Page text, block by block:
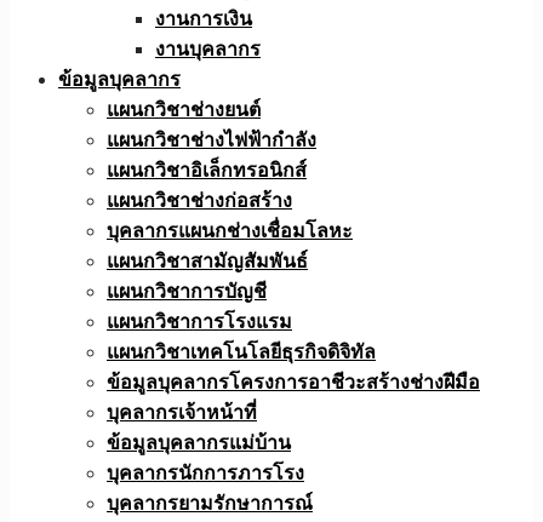
งานการเงิน
งานบุคลากร
ข้อมูลบุคลากร
แผนกวิชาช่างยนต์
แผนกวิชาช่างไฟฟ้ากำลัง
แผนกวิชาอิเล็กทรอนิกส์
แผนกวิชาช่างก่อสร้าง
บุคลากรแผนกช่างเชื่อมโลหะ
แผนกวิชาสามัญสัมพันธ์
แผนกวิชาการบัญชี
แผนกวิชาการโรงแรม
แผนกวิชาเทคโนโลยีธุรกิจดิจิทัล
ข้อมูลบุคลากรโครงการอาชีวะสร้างช่างฝีมือ
บุคลากรเจ้าหน้าที่
ข้อมูลบุคลากรแม่บ้าน
บุคลากรนักการภารโรง
บุคลากรยามรักษาการณ์